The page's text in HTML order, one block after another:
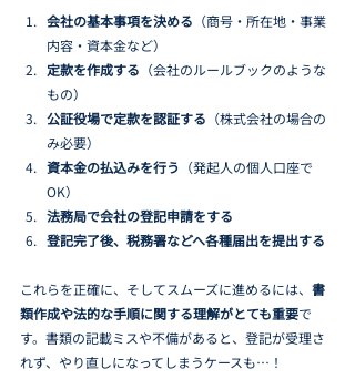
会社の基本事項を決める （商号・所在地・事業
内容・資本金など）
定款を作成する （会社のルールブックのような
もの）
公証役場で定款を認証する （株式会社の場合の
み必要）
資本金の払込みを行う （発起人の個人口座で
OK）
法務局で会社の登記申請をする
登記完了後、税務署などへ各種届出を提出する
これらを正確に、そしてスムーズに進めるには、 書
類作成や法的な手順に関する理解がとても重要で
す。書類の記載ミスや不備があると、登記が受理さ
れず、やり直しになってしまうケースも…！